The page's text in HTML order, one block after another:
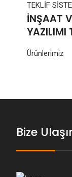
İNŞAAT
YAZILIMI
Ürünlerimiz
Bize